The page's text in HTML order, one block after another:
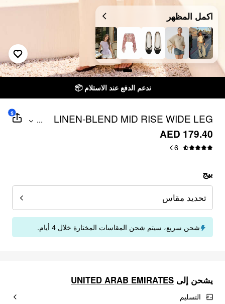
اكمل المظهر
ندعم الدفع عند الاستلام 📦
LINEN-BLEND MID RISE WIDE LEG
TROUSERS
...
AED 179.40
6
$
بيج
تحديد مقاس
شحن سريع، سيتم شحن المقاسات المختارة خلال 4 أيام.
يشحن إلى UNITED ARAB EMIRATES
التسليم